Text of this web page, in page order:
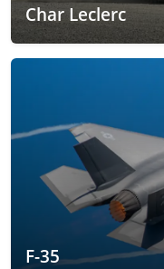
Char Leclerc
F-35